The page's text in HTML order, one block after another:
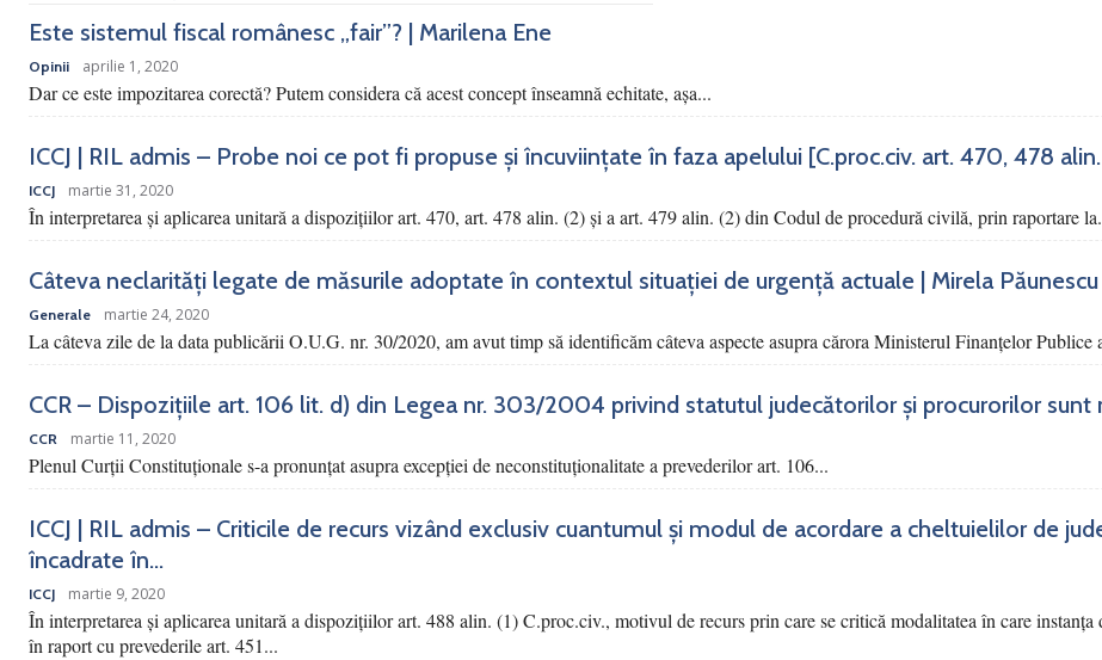
Este sistemul fiscal românesc „fair”? | Marilena Ene
Opinii aprilie 1, 2020
Dar ce este impozitarea corectă? Putem considera că acest concept înseamnă echitate, așa...
ICCJ | RIL admis – Probe noi ce pot fi propuse și încuviințate în faza apelului [C.proc.civ. art. 470, 478
ICCJ martie 31, 2020
În interpretarea şi aplicarea unitară a dispoziţiilor art. 470, art. 478 alin. (2) şi a art. 479 alin. (2) din Codul de procedură civilă, prin raportare
Câteva neclarități legate de măsurile adoptate în contextul situației de urgență actuale | Mirela Păunescu
Generale martie 24, 2020
La câteva zile de la data publicării O.U.G. nr. 30/2020, am avut timp să identificăm câteva aspecte asupra cărora Ministerul Finanțelor Publice
CCR – Dispozițiile art. 106 lit. d) din Legea nr. 303/2004 privind statutul judecătorilor și procurorilor
CCR martie 11, 2020
Plenul Curții Constituționale s-a pronunțat asupra excepției de neconstituționalitate a prevederilor art. 106...
ICCJ | RIL admis – Criticile de recurs vizând exclusiv cuantumul și modul de acordare a cheltuielilor de
încadrate în...
ICCJ martie 9, 2020
În interpretarea și aplicarea unitară a dispozițiilor art. 488 alin. (1) C.proc.civ., motivul de recurs prin care se critică modalitatea în care instanța
în raport cu prevederile art. 451...